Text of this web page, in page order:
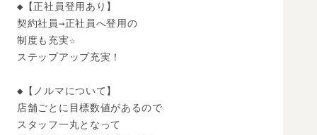
◆【正社員登用あり】
契約社員→正社員へ登用の
制度も充実☆
ステップアップ充実！
◆【ノルマについて】
店舗ごとに目標数値があるので
スタッフ一丸となって